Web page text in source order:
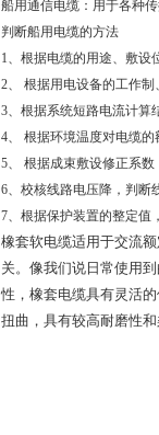
船用通信电缆：用于各种
判断船用电缆的方法
1、根据电缆的用途、敷设
2、
根据用电设备的工作
3、根据系统短路电流计算
4、
根据环境温度对电缆
5、
根据成束敷设修正系
6、校核线路电压降，判断
7、根据保护装置的整定值
橡套软电缆适用于交流
关。像我们说日常使用
性，橡套电缆具有灵活
扭曲，具有较高耐磨性